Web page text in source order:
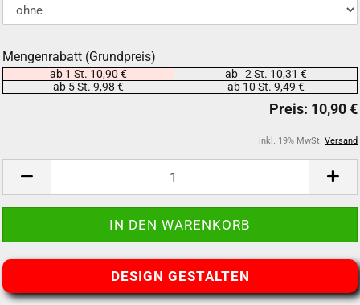
Mengenrabatt (Grundpreis)
ab 1 St. 10,90 €
ab 2 St. 10,31 €
ab 5 St. 9,98 €
ab 10 St. 9,49 €
inkl. 19% MwSt. Versand
DESIGN GESTALTEN